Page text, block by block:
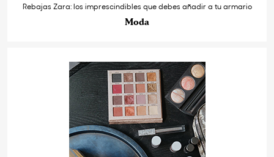
Rebajas Zara: los imprescindibles que debes añadir a tu armario
Moda